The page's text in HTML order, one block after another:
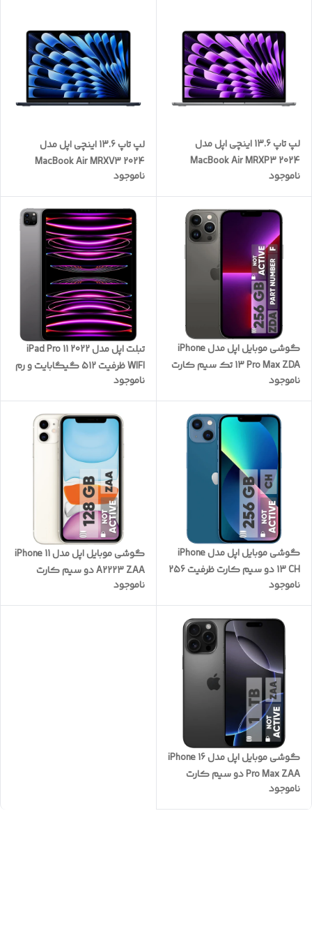
لپ تاپ 13.6 اینچی اپل مدل
MacBook Air MRXP3 2024
LLA-M3-8GB RAM-512GB
SSD
ناموجود
لپ تاپ 13.6 اینچی اپل مدل
MacBook Air MRXV3 2024
LLA-M3-8GB RAM-256GB
SSD
ناموجود
گوشی موبایل اپل مدل iPhone
13 Pro Max ZDA تک سیم‌ کارت
گیگابایت - نات اکتیو پارت
نامبر F
ناموجود
تبلت اپل مدل iPad Pro 11 2022
WIFI ظرفیت 512 گیگابایت و رم
8 گیگابایت
ناموجود
گوشی موبایل اپل مدل iPhone
13 CH دو سیم‌ کارت ظرفیت 256
نات اکتیو
ناموجود
گوشی موبایل اپل مدل iPhone 11
A2223 ZAA دو سیم‌ کارت
گیگابایت - نات اکتیو
ناموجود
گوشی موبایل اپل مدل iPhone 16
Pro Max ZAA دو سیم کارت
گیگابایت
ناموجود